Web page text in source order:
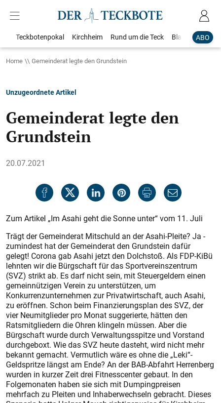
ABO
Teckbotenpokal Kirchheim Rund um die Teck Blaulicht
Home Gemeinderat legte den Grundstein
Unzugeordnete Artikel
Gemeinderat legte den
Grundstein
20.07.2021
Zum Artikel „Im Asahi geht die Sonne unter“ vom 11. Juli
Trägt der Gemeinderat Mitschuld an der Asahi-Pleite? Ja -
zumindest hat der Gemeinderat den Grundstein dafür
gelegt! Corona gab Asahi jetzt den Dolchstoß. Als FDP-KiBü
lehnten wir die Bürgschaft für das Sportvereinszentrum
(SVZ) strikt ab. Es darf nicht sein, mit Steuergeldern einen
gemeinnützigen Verein zu unterstützen, um
Konkurrenzunternehmen zur Privatwirtschaft, auch Asahi,
zu eröffnen. Schon beim Finanzierungsplan des SVZ, der
vier Neumitglieder pro Monat suggerierte, hätten den
Ratsmitgliedern die Ohren klingeln müssen. Aber die
Bürgschaft wurde durch Verwaltungsspitze und Vorstand
durchgeboxt. Wie das SVZ heute dasteht, wird nicht mehr
bekannt gemacht. Vermutlich wäre es ohne die „Leki“-
Geldspritze längst am Ende? An der BAB-Abfahrt Herrenberg
wurden in kurzer Zeit drei Fitnesscenter gebaut. In den
Folgemonaten haben sie sich mit Dumpingpreisen
mehrfach zu Pleiten und Inhaberwechseln gebracht. Dieses